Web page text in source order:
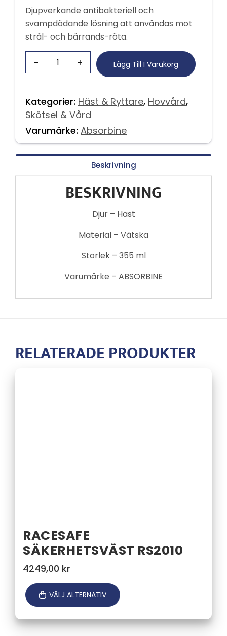
Djupverkande antibakteriell och
svampdödande lösning att användas mot
strål- och bärrands-röta.
Lägg Till I Varukorg
Kategorier: Häst & Ryttare, Hovvård,
Skötsel & Vård
Varumärke: Absorbine
Beskrivning
BESKRIVNING
Djur – Häst
Material – Vätska
Storlek – 355 ml
Varumärke – ABSORBINE
RELATERADE PRODUKTER
RACESAFE
SÄKERHETSVÄST RS2010
4249,00 kr
VÄLJ ALTERNATIV